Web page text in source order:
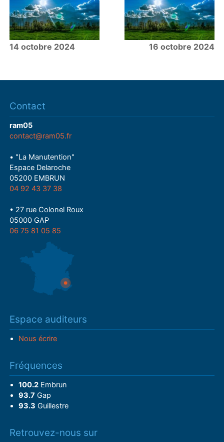
14 octobre 2024 16 octobre 2024
Contact
ram05
contact@ram05.fr
• "La Manutention"
Espace Delaroche
05200 EMBRUN
04 92 43 37 38
• 27 rue Colonel Roux
05000 GAP
06 75 81 05 85
Espace auditeurs
Nous écrire
Fréquences
100.2Embrun
93.7 Gap
93.3 Guillestre
Retrouvez-nous sur